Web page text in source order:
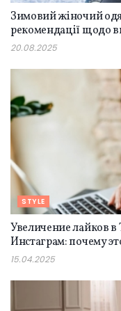
Зимовий жіночий
рекомендації щодо
20.08.2025
STYLE
Увеличение лайков
Инстаграм: почему
15.04.2025